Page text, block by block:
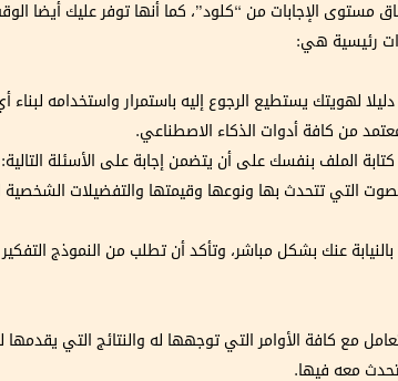
مستوى الإجابات من “كلود”، كما أنها توفر عليك أيضا
لهويتك يستطيع الرجوع إليه باستمرار واستخدامه لبناء
الملف بنفسك على أن يتضمن إجابة على الأسئلة التالية:
التي تتحدث بها ونوعها وقيمتها والتفضيلات الشخصية
عنك بشكل مباشر، وتأكد أن تطلب من النموذج
مع كافة الأوامر التي توجهها له والنتائج التي
معه فيها.